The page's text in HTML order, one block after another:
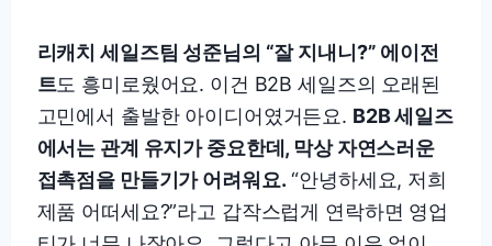
리캐치 세일즈팀 성준님의 “잘 지내니?” 에이전
트도 흥미로웠어요. 이건 B2B 세일즈의 오래된
고민에서 출발한 아이디어였거든요. B2B 세일즈
에서는 관계 유지가 중요한데, 막상 자연스러운
접촉점을 만들기가 어려워요. “안녕하세요, 저희
제품 어떠세요?”라고 갑작스럽게 연락하면 영업